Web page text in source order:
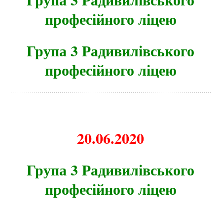
професійного ліцею
Група 3 Радивилівського
професійного ліцею
20.06.2020
Група 3 Радивилівського
професійного ліцею